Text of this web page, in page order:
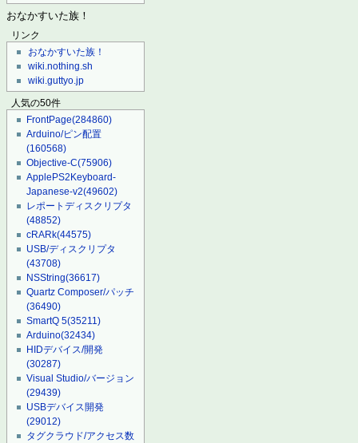
おなかすいた族！
リンク
おなかすいた族！
wiki.nothing.sh
wiki.guttyo.jp
人気の50件
FrontPage(284860)
Arduino/ピン配置
(160568)
Objective-C(75906)
ApplePS2Keyboard-
Japanese-v2(49602)
レポートディスクリプタ
(48852)
cRARk(44575)
USB/ディスクリプタ
(43708)
NSString(36617)
Quartz Composer/パッチ
(36490)
SmartQ 5(35211)
Arduino(32434)
HIDデバイス/開発
(30287)
Visual Studio/バージョン
(29439)
USBデバイス開発
(29012)
タグクラウド/アクセス数